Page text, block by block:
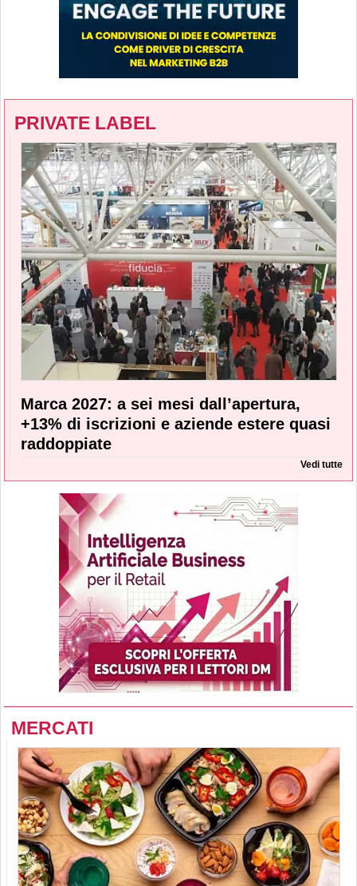
PRIVATE LABEL
Marca 2027: a sei mesi dall’apertura,
+13% di iscrizioni e aziende estere quasi
raddoppiate
Vedi tutte
MERCATI